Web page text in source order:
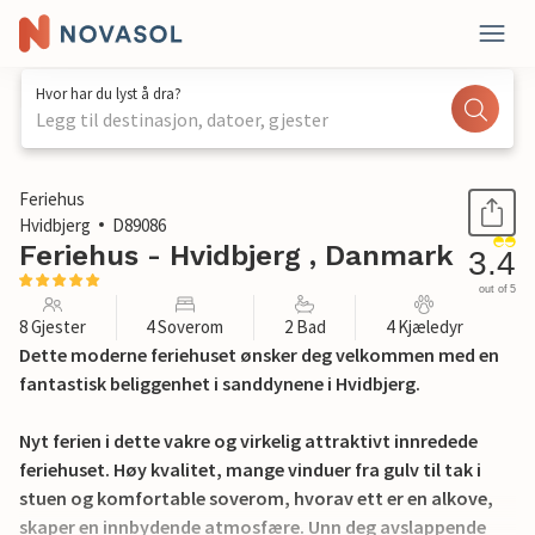
Hvor har du lyst å dra?
Legg til destinasjon, datoer, gjester
1 / 18
Feriehus
Hvidbjerg
D89086
Feriehus - Hvidbjerg , Danmark 3.4
out of 5
8 Gjester 4 Soverom 2 Bad 4 Kjæledyr
Dette moderne feriehuset ønsker deg velkommen med en
fantastisk beliggenhet i sanddynene i Hvidbjerg.
Nyt ferien i dette vakre og virkelig attraktivt innredede
feriehuset. Høy kvalitet, mange vinduer fra gulv til tak i
stuen og komfortable soverom, hvorav ett er en alkove,
skaper en innbydende atmosfære. Unn deg avslappende